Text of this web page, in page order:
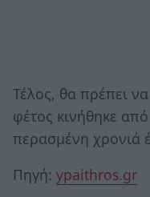
Τέλος, θα πρέπει
φέτος κινήθηκε
περασμένη χρονιά
Πηγή: ypaithros.gr